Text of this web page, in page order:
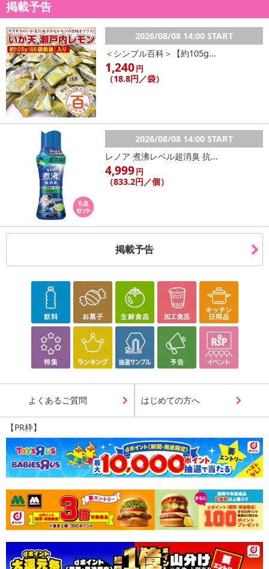
fuwaku by Re'senza アンプルフェイスマスク リッチモイスト レチ
ノール
容量：1枚入(美容液23mL)
生産国：日本
掲載予告
2026/08/08 14:00 START
＜シンプル百科＞【約105g...
1,240円
（18.8円／袋）
2026/08/08 14:00 START
レノア 煮沸レベル超消臭 抗...
4,999円
（833.2円／個）
掲載予告
よくあるご質問 はじめての方へ
【PR枠】